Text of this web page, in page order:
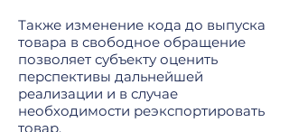
Также изменение кода до выпуска
товара в свободное обращение
позволяет субъекту оценить
перспективы дальнейшей
реализации и в случае
необходимости реэкспортировать
товар.